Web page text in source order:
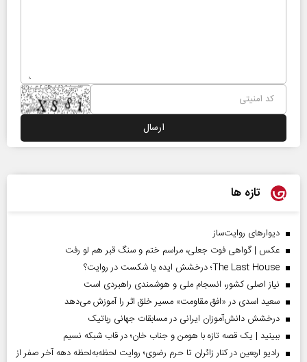
تازه ها
دیوارهای روایت‌ساز
عکس | گواهی فوت جعلی، مراسم ختم و سنگ قبر هم لو رفت
The Last House؛ درخشش ایده یا شکست در روایت؟
نیاز اصلی کشور، انسجام ملی و هوشمندی راهبردی است
سعید اسدی در «افق مقاومت» مسیر خلق اثر را آموزش می‌دهد
درخشش دانش‌آموزان ایرانی در مسابقات جهانی رباتیک
ببینید | یک قصه تازه با هومن و جناب‌ خان؛ در قاب شبکه نسیم
رادیو اربعین در کنار زائران تا حرم رضوی؛ روایت لحظه‌به‌لحظه دهه آخر صفر از